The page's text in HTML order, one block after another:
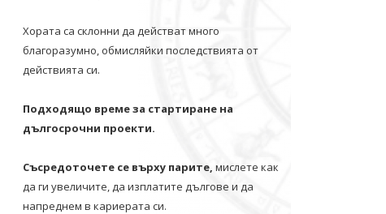
Хората са склонни да действат много
благоразумно, обмисляйки последствията от
действията си.
Подходящо време за стартиране на
дългосрочни проекти.
Съсредоточете се върху парите, мислете как
да ги увеличите, да изплатите дългове и да
напреднем в кариерата си.